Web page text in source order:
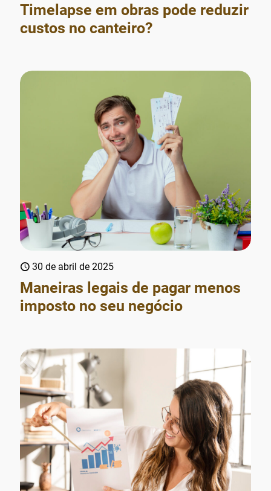
Timelapse em obras pode reduzir
custos no canteiro?
30 de abril de 2025
Maneiras legais de pagar menos
imposto no seu negócio